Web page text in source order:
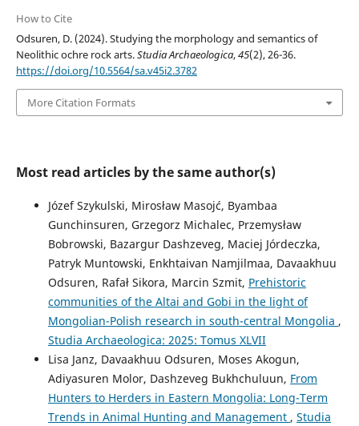
How to Cite
Odsuren, D. (2024). Studying the morphology and semantics of
Neolithic ochre rock arts.Studia Archaeologica,45(2), 26-36.
https://doi.org/10.5564/sa.v45i2.3782
More Citation Formats
Most read articles by the same author(s)
Józef Szykulski, Mirosław Masojć, Byambaa
Gunchinsuren, Grzegorz Michalec, Przemysław
Bobrowski, Bazargur Dashzeveg, Maciej Jórdeczka,
Patryk Muntowski, Enkhtaivan Namjilmaa, Davaakhuu
Odsuren, Rafał Sikora, Marcin Szmit, Prehistoric
communities of the Altai and Gobi in the light of
Mongolian-Polish research in south-central Mongolia ,
Studia Archaeologica: 2025: Tomus XLVII
Lisa Janz, Davaakhuu Odsuren, Moses Akogun,
Adiyasuren Molor, Dashzeveg Bukhchuluun, From
Hunters to Herders in Eastern Mongolia: Long-Term
Trends in Animal Hunting and Management , Studia